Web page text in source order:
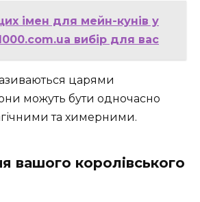
імен для мейн-кунів у
вибір для вас
царями
можуть бути одночасно
та химерними.
вашого королівського